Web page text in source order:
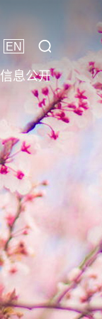
EN
信息公开